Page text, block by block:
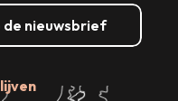
de nieuwsbrief